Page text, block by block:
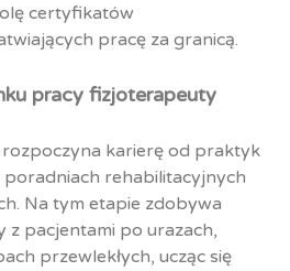
certyfikatów
pracę za granicą.
pracy fizjoterapeuty
karierę od praktyk
poradniach rehabilitacyjnych
Na tym etapie zdobywa
z pacjentami po urazach,
przewlekłych, ucząc się